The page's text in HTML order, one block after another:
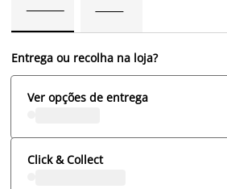
Entrega ou recolha na loja?
Ver opções de entrega
Click & Collect